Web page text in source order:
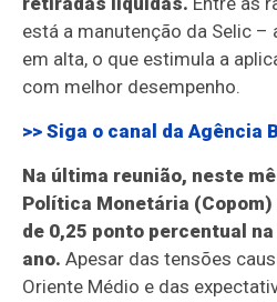
está a manutenção da Selic –
em alta, o que estimula a
com melhor desempenho.
>> Siga o canal daAgência
Na última reunião, neste
Política Monetária (Copom)
de 0,25 ponto percentual
ano. Apesar das tensões
Oriente Médio e das